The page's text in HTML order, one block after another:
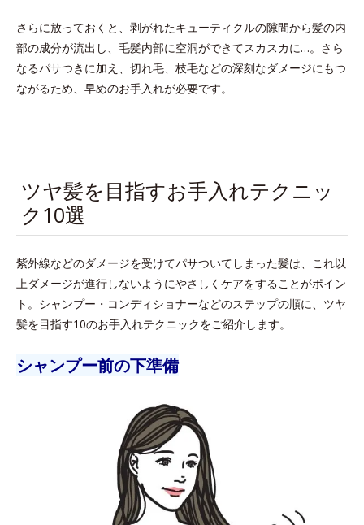
さらに放っておくと、剥がれたキューティクルの隙間から髪の内
部の成分が流出し、毛髪内部に空洞ができてスカスカに…。さら
なるパサつきに加え、切れ毛、枝毛などの深刻なダメージにもつ
ながるため、早めのお手入れが必要です。
ツヤ髪を目指すお手入れテクニッ
ク10選
紫外線などのダメージを受けてパサついてしまった髪は、これ以
上ダメージが進行しないようにやさしくケアをすることがポイン
ト。シャンプー・コンディショナーなどのステップの順に、ツヤ
髪を目指す10のお手入れテクニックをご紹介します。
シャンプー前の下準備